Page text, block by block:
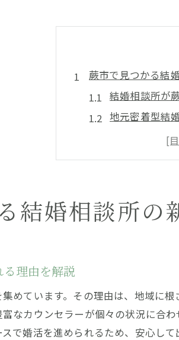
蕨市で見つかる結
結婚相談所が
地元密着型結
結婚相談所な
婚活初心者も
理想の婚活は結婚
結婚相談所選
結婚相談所選
不安を解消する結
結婚相談所の
理由を解説
めています。その理由は、地域に
なカウンセラーが個々の状況に合
で婚活を進められるため、安心し